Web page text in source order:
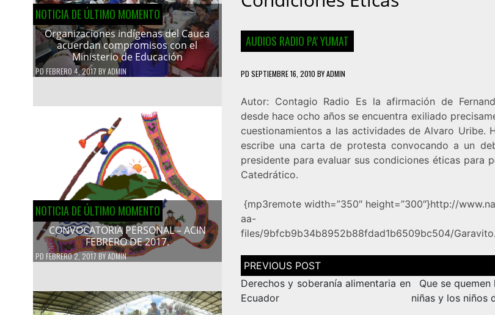
NOTICIA DE ÚLTIMO MOMENTO
Organizaciones indígenas del Cauca
acuerdan compromisos con el
Ministerio de Educación
PD FEBRERO 4, 2017 BYADMIN
NOTICIA DE ÚLTIMO MOMENTO
CONVOCATORIA PERSONAL – ACIN
FEBRERO DE 2017.
PD FEBRERO 2, 2017BYADMIN
AUDIOS RADIO PA' YUMAT
PD SEPTIEMBRE 16, 2010 BYADMIN
Autor: Contagio Radio Es la afirmación de
desde hace ocho años se encuentra exiliado
cuestionamientos a las actividades de Alvaro Uribe.
escribe una carta de protesta convocando a un
presidente para evaluar sus condiciones éticas para
Catedrático.
{mp3remote width=”350″ height=”300″}http://
aa-
files/9bfcb9b34b8952b88fdad1b6509bc504/
Navegación
de
entradas
Derechos y soberanía alimentaria en
Ecuador
Que se
niñas y los niños